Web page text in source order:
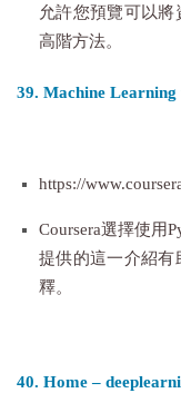
允許您預覽可以
高階方法。
39. Machine
https://
Coursera選擇使用
提供的這一介紹有
釋。
40. Home –